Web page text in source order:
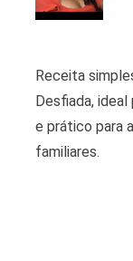
Receita
Desfiada,
e prático para
familiares.